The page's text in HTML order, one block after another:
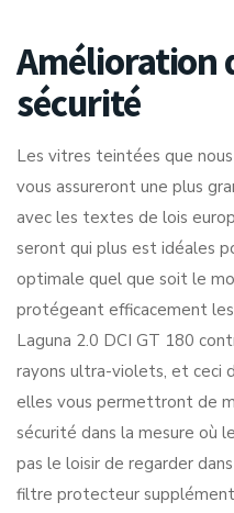
Amélioration
sécurité
Les vitres teintées que
vous assureront une plus
avec les textes de lois
seront qui plus est idéales
optimale quel que soit le
protégeant efficacement
Laguna 2.0 DCI GT 180
rayons ultra-violets, et ceci
elles vous permettront de
sécurité dans la mesure où
pas le loisir de regarder
filtre protecteur